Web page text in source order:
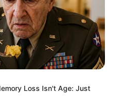
вдарити
Loss Isn't Age: Just